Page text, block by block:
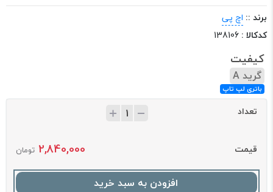
برند :: اچ پی
کدکالا : 138106
کیفیت
گرید A
باتری لپ تاپ
تعداد
قیمت 2,840,000 تومان
افزودن به سبد خرید